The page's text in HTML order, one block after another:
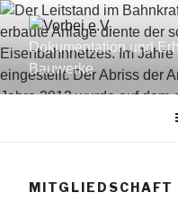
Zum
Inhalt
springenDokumentation und
Bauwerke
MITGLIEDSCHAFT